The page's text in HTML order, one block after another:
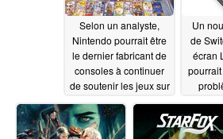
Selon un analyste,
Nintendo pourrait être
le dernier fabricant de
consoles à continuer
de soutenir les jeux sur
après l'abandon des
disques par Sony
Un
de
écran